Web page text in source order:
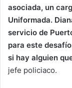
asociada, un
Uniformada.
servicio de
para este
si hay alguien
jefe policiaco.